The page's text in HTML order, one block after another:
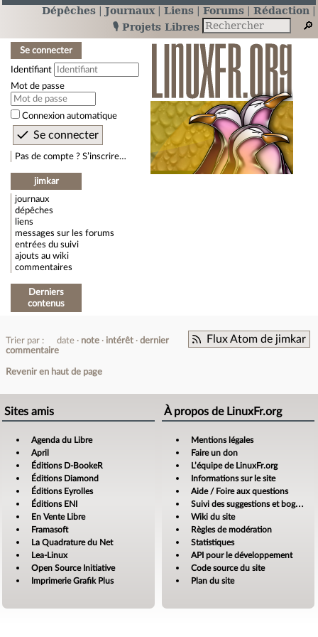
Dépêches Journaux Liens Forums
Rédaction
🎙️ Projets Libres
Se connecter
Identifiant
Mot de passe
Connexion automatique
Pas de compte ? S’inscrire…
jimkar
journaux
dépêches
liens
messages sur les forums
entrées du suivi
ajouts au wiki
commentaires
Derniers
contenus
Flux Atom de jimkar
Trier par : date note intérêt
dernier
commentaire
Revenir en haut de page
Sites amis
Agenda du Libre
April
Éditions D-BookeR
Éditions Diamond
Éditions Eyrolles
Éditions ENI
En Vente Libre
Framasoft
La Quadrature du Net
Lea-Linux
Open Source Initiative
Imprimerie Grafik Plus
À propos de LinuxFr.org
Mentions légales
Faire un don
L’équipe de LinuxFr.org
Informations sur le site
Aide / Foire aux questions
Suivi des suggestions et bogues
Wiki du site
Règles de modération
Statistiques
API pour le développement
Code source du site
Plan du site